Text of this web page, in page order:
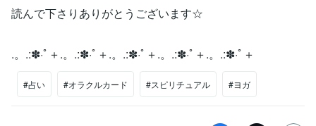
読んで下さりありがとうございます☆
.。.:✽·ﾟ＋.。.:✽·ﾟ＋.。.:✽·ﾟ＋.。.:✽·ﾟ＋.。.:✽·ﾟ＋
#占い #オラクルカード #スピリチュアル #ヨガ